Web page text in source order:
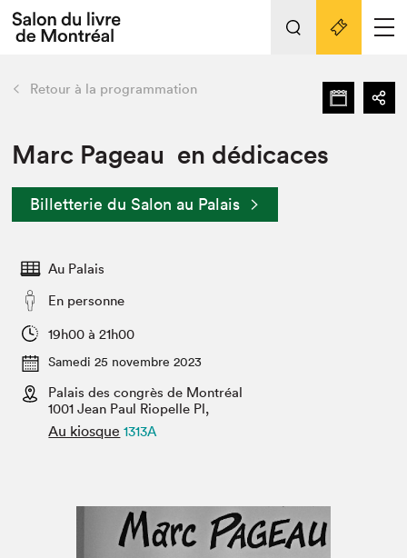
Espace exposant⋅e⋅s
Espace enseignant·e·s
Espace médias
L'événement
Préparer sa visite au Salon
Actualités
SLM PRO
retour Nos activités
Préparer sa visite
Salon dans la ville et en ligne
Projets partenaires
Liens pratiques
Retour à la programmation
Marc Pageau en dédicaces
Billetterie du Salon au Palais
Au Palais
En personne
19h00 à 21h00
Samedi 25 novembre 2023
Palais des congrès de Montréal
1001 Jean Paul Riopelle Pl,
Au kiosque 1313A